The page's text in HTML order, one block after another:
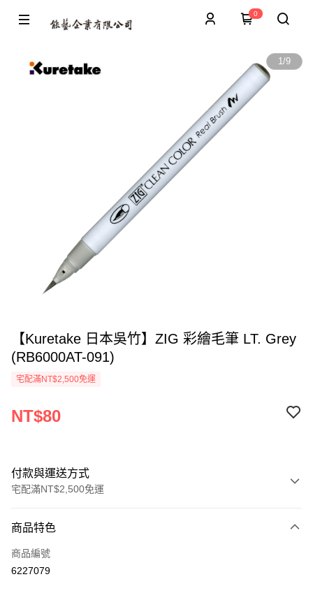
0
1/9
【Kuretake 日本吳竹】ZIG 彩繪毛筆 LT. Grey
(RB6000AT-091)
宅配滿NT$2,500免運
NT$80
付款與運送方式
宅配滿NT$2,500免運
信用卡一次付款
Apple Pay
商品特色
商品編號
6227079